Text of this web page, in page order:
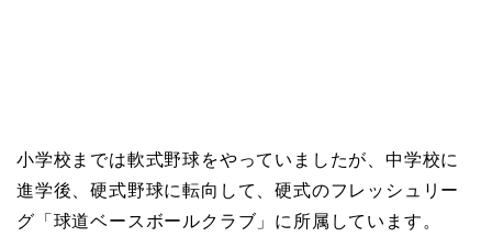
小学校までは軟式野球をやっていましたが、中学校に
進学後、硬式野球に転向して、硬式のフレッシュリー
グ「球道ベースボールクラブ」に所属しています。